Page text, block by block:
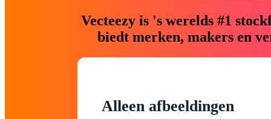
Vecteezy is 's werelds #1
biedt merken, makers en
Alleen afbeeldingen